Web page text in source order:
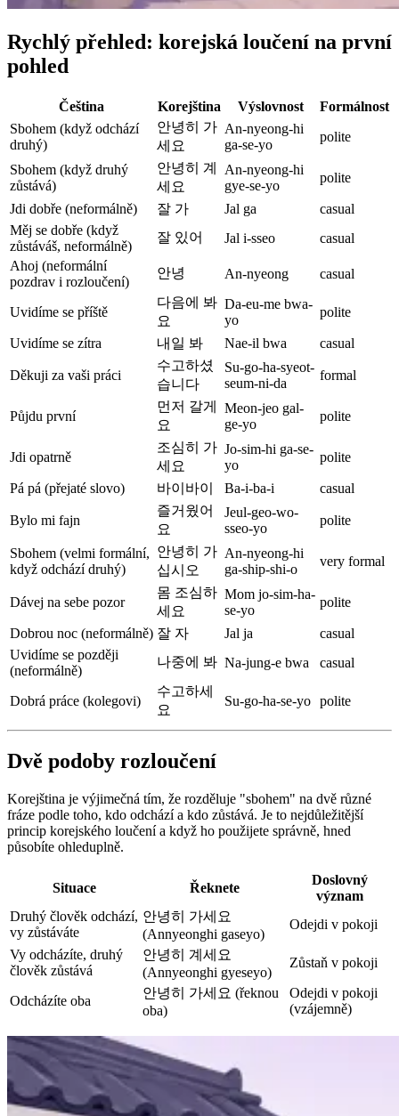
Rychlý přehled: korejská loučení na první
pohled
Čeština Korejština Výslovnost
Formálnost
Sbohem (když odchází
druhý)
안녕히 가
세요
An-nyeong-hi
ga-se-yo
polite
Sbohem (když druhý
zůstává)
안녕히 계
세요
An-nyeong-hi
gye-se-yo
polite
Jdi dobře (neformálně) 잘 가 Jal ga
casual
Měj se dobře (když
zůstáváš, neformálně)
잘 있어 Jal i-sseo
casual
Ahoj (neformální
pozdrav i rozloučení)
안녕 An-nyeong casual
Uvidíme se příště
다음에 봐
요
Da-eu-me bwa-
yo
polite
Uvidíme se zítra 내일 봐 Nae-il bwa casual
Děkuji za vaši práci
수고하셨
습니다
Su-go-ha-syeot-
seum-ni-da
formal
Půjdu první
먼저 갈게
요
Meon-jeo gal-
ge-yo
polite
Jdi opatrně
조심히 가
세요
Jo-sim-hi ga-se-
yo
polite
Pá pá (přejaté slovo) 바이바이 Ba-i-ba-i casual
Bylo mi fajn
즐거웠어
요
Jeul-geo-wo-
sseo-yo
polite
Sbohem (velmi formální,
když odchází druhý)
안녕히 가
십시오
An-nyeong-hi
ga-ship-shi-o
very formal
Dávej na sebe pozor
몸 조심하
세요
Mom jo-sim-ha-
se-yo
polite
Dobrou noc (neformálně) 잘 자 Jal ja
casual
Uvidíme se později
(neformálně)
나중에 봐 Na-jung-e bwa casual
Dobrá práce (kolegovi)
수고하세
요
Su-go-ha-se-yo polite
Dvě podoby rozloučení
Korejština je výjimečná tím, že rozděluje "sbohem" na dvě různé
fráze podle toho, kdo odchází a kdo zůstává. Je to nejdůležitější
princip korejského loučení a když ho použijete správně, hned
působíte ohleduplně.
Situace Řeknete
Doslovný
význam
Druhý člověk odchází,
vy zůstáváte
안녕히 가세요
(Annyeonghi gaseyo)
Odejdi v pokoji
Vy odcházíte, druhý
člověk zůstává
안녕히 계세요
(Annyeonghi gyeseyo)
Zůstaň v pokoji
Odcházíte oba
안녕히 가세요 (řeknou
oba)
Odejdi v pokoji
(vzájemně)